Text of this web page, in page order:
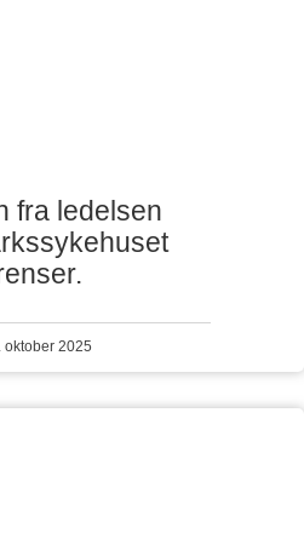
fra ledelsen
oktober 2025